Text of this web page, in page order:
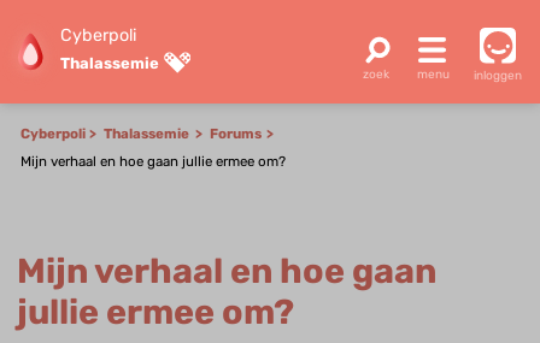
Cyberpoli
Thalassemie
inloggen
Cyberpoli Thalassemie
Forums
Mijn verhaal en hoe gaan jullie ermee om?
Mijn verhaal en hoe gaan
jullie ermee om?